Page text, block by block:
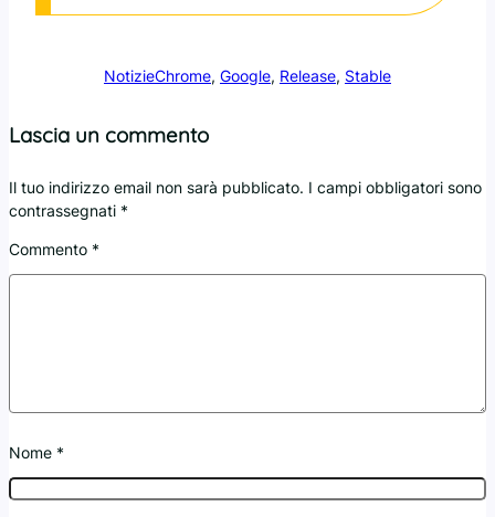
NotizieChrome, Google, Release, Stable
Lascia un commento
Il tuo indirizzo email non sarà pubblicato. I campi obbligatori sono
contrassegnati *
Commento *
Nome *